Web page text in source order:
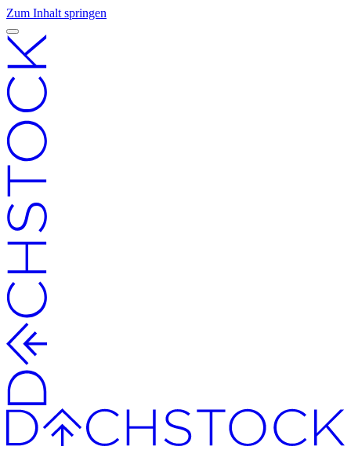
Zum Inhalt springen